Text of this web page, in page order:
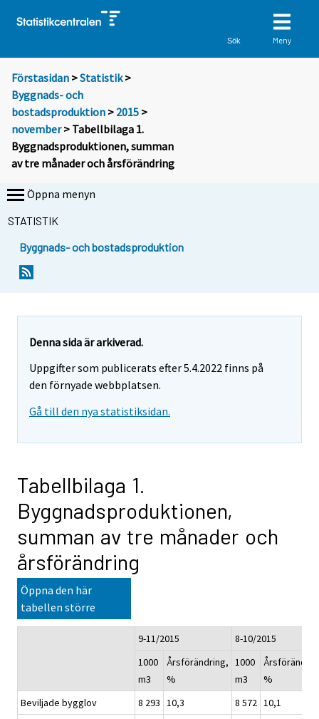
Sök Meny
Förstasidan >Statistik >
Byggnads- och
bostadsproduktion > 2015 >
november> Tabellbilaga 1.
Byggnadsproduktionen, summan
av tre månader och årsförändring
Öppna menyn
STATISTIK
Byggnads- och bostadsproduktion
Denna sida är arkiverad.
Uppgifter som publicerats efter 5.4.2022 finns på
den förnyade webbplatsen.
Gå till den nya statistiksidan.
Tabellbilaga 1.
Byggnadsproduktionen,
summan av tre månader och
årsförändring
Öppna den här
tabellen större
9-11/2015
8-10/2015
1000
m3
Årsförändring,
%
1000
m3
%
Beviljade bygglov
8 293 10,3 8 572 10,1